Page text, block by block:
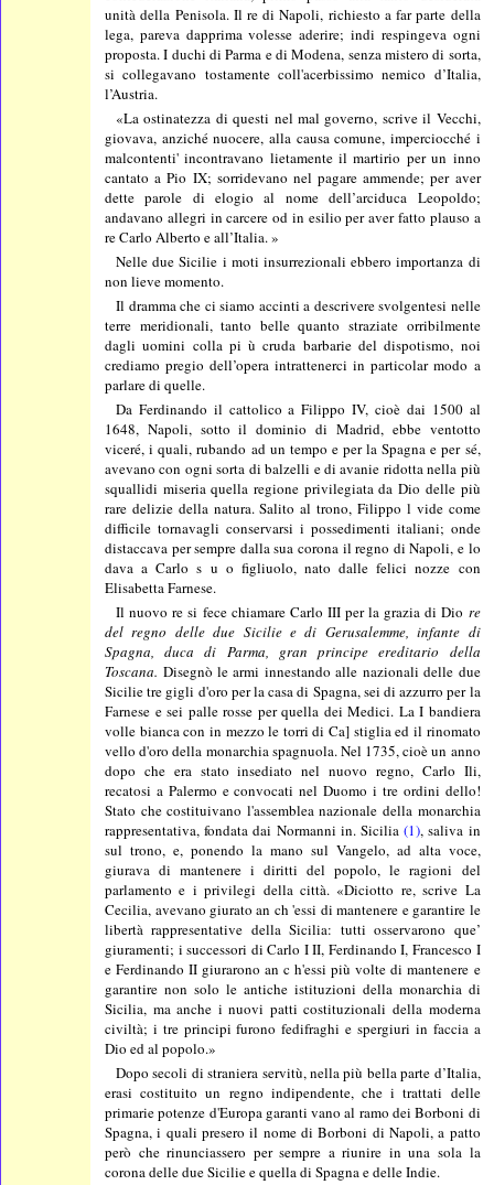
unità della Penisola. Il re di Napoli, richiesto a far parte della
lega, pareva dapprima volesse aderire; indi respingeva ogni
proposta. I duchi di Parma e di Modena, senza mistero di sorta,
si collegavano tostamente coll'acerbissimo nemico d’Italia,
l’Austria.
«La ostinatezza di questi nel mal governo, scrive il Vecchi,
giovava, anziché nuocere, alla causa comune, imperciocché i
malcontenti' incontravano lietamente il martirio per un inno
cantato a Pio IX; sorridevano nel pagare ammende; per aver
dette parole di elogio al nome dell’arciduca Leopoldo;
andavano allegri in carcere od in esilio per aver fatto plauso a
re Carlo Alberto e all’Italia. »
Nelle due Sicilie i moti insurrezionali ebbero importanza di
non lieve momento.
Il dramma che ci siamo accinti a descrivere svolgentesi nelle
terre meridionali, tanto belle quanto straziate orribilmente
dagli uomini colla pi ù cruda barbarie del dispotismo, noi
crediamo pregio dell’opera intrattenerci in particolar modo a
parlare di quelle.
Da Ferdinando il cattolico a Filippo IV, cioè dai 1500 al
1648, Napoli, sotto il dominio di Madrid, ebbe ventotto
viceré, i quali, rubando ad un tempo e per la Spagna e per sé,
avevano con ogni sorta di balzelli e di avanie ridotta nella più
squallidi miseria quella regione privilegiata da Dio delle più
rare delizie della natura. Salito al trono, Filippo l vide come
difficile tornavagli conservarsi i possedimenti italiani; onde
distaccava per sempre dalla sua corona il regno di Napoli, e lo
dava a Carlo s u o figliuolo, nato dalle felici nozze con
Elisabetta Farnese.
Il nuovo re si fece chiamare Carlo III per la grazia di Dio re
del regno delle due Sicilie e di Gerusalemme, infante di
Spagna, duca di Parma, gran principe ereditario della
Toscana. Disegnò le armi innestando alle nazionali delle due
Sicilie tre gigli d'oro per la casa di Spagna, sei di azzurro per la
Farnese e sei palle rosse per quella dei Medici. La I bandiera
volle bianca con in mezzo le torri di Ca] stiglia ed il rinomato
vello d'oro della monarchia spagnuola. Nel 1735, cioè un anno
dopo che era stato insediato nel nuovo regno, Carlo Ili,
recatosi a Palermo e convocati nel Duomo i tre ordini dello!
Stato che costituivano l'assemblea nazionale della monarchia
rappresentativa, fondata dai Normanni in. Sicilia(1), saliva in
sul trono, e, ponendo la mano sul Vangelo, ad alta voce,
giurava di mantenere i diritti del popolo, le ragioni del
parlamento e i privilegi della città. «Diciotto re, scrive La
Cecilia, avevano giurato an ch 'essi di mantenere e garantire le
libertà rappresentative della Sicilia: tutti osservarono que’
giuramenti; i successori di Carlo I II, Ferdinando I, Francesco I
e Ferdinando II giurarono an c h'essi più volte di mantenere e
garantire non solo le antiche istituzioni della monarchia di
Sicilia, ma anche i nuovi patti costituzionali della moderna
civiltà; i tre principi furono fedifraghi e spergiuri in faccia a
Dio ed al popolo.»
Dopo secoli di straniera servitù, nella più bella parte d’Italia,
erasi costituito un regno indipendente, che i trattati delle
primarie potenze d'Europa garanti vano al ramo dei Borboni di
Spagna, i quali presero il nome di Borboni di Napoli, a patto
però che rinunciassero per sempre a riunire in una sola la
corona delle due Sicilie e quella di Spagna e delle Indie.